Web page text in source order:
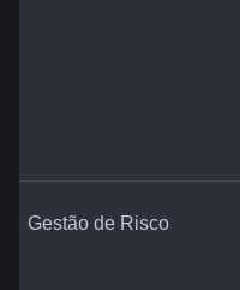
Gestão de Risco